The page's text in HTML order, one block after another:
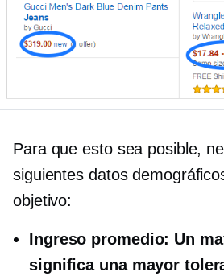
Para que esto sea posible,
siguientes datos
objetivo:
Ingreso promedio: Un
significa una mayor